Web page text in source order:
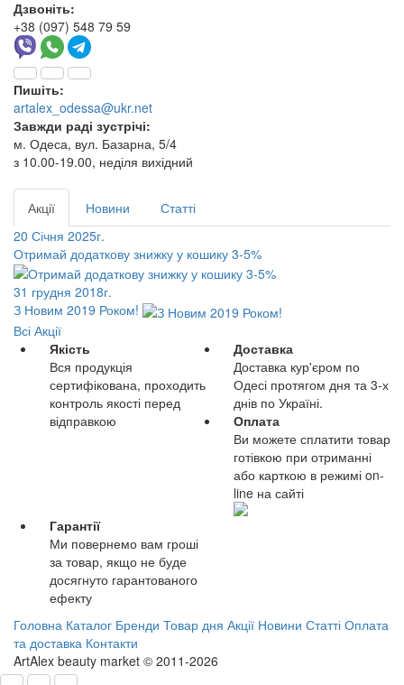
Дзвоніть:
+38 (097) 548 79 59
Пишіть:
artalex_odessa@ukr.net
Завжди раді зустрічі:
м. Одеса, вул. Базарна, 5/4
з 10.00-19.00, неділя вихідний
Акції Новини
Статті
20 Січня 2025г.
Отримай додаткову знижку у кошику 3-5%
31 грудня 2018г.
З Новим 2019 Роком!
Всі Акції
Якість
Вся продукція
сертифікована, проходить
контроль якості перед
відправкою
Доставка
Доставка кур'єром по
Одесі протягом дня та 3-х
днів по Україні.
Оплата
Ви можете сплатити товар
готівкою при отриманні
або карткою в режимі on-
line на сайті
Гарантії
Ми повернемо вам гроші
за товар, якщо не буде
досягнуто гарантованого
ефекту
Головна Каталог Бренди Товар дня Акції Новини Статті Оплата
та доставка Контакти
ArtAlex beauty market © 2011-2026